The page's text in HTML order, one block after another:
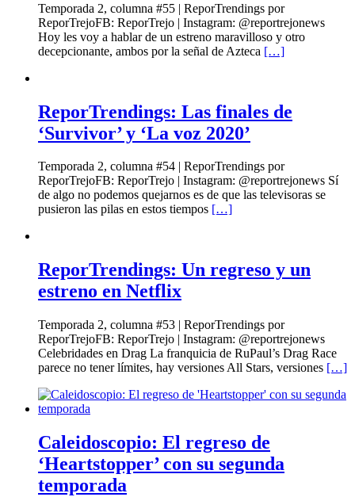
Temporada 2, columna #55 | ReporTrendings por
ReporTrejoFB: ReporTrejo | Instagram: @reportrejonews
Hoy les voy a hablar de un estreno maravilloso y otro
decepcionante, ambos por la señal de Azteca […]
ReporTrendings: Las finales de
‘Survivor’ y ‘La voz 2020’
Temporada 2, columna #54 | ReporTrendings por
ReporTrejoFB: ReporTrejo | Instagram: @reportrejonews Sí
de algo no podemos quejarnos es de que las televisoras se
pusieron las pilas en estos tiempos […]
ReporTrendings: Un regreso y un
estreno en Netflix
Temporada 2, columna #53 | ReporTrendings por
ReporTrejoFB: ReporTrejo | Instagram: @reportrejonews
Celebridades en Drag La franquicia de RuPaul’s Drag Race
parece no tener límites, hay versiones All Stars, versiones […]
Caleidoscopio: El regreso de
‘Heartstopper’ con su segunda
temporada